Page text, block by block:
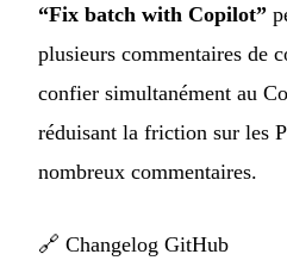
“Fix batch with Copilot”
plusieurs commentaires de
confier simultanément au
réduisant la friction sur les
nombreux commentaires.
🔗 Changelog GitHub